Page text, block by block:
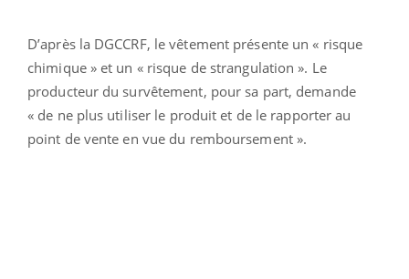
D’après la DGCCRF, le vêtement présente un « risque
chimique » et un « risque de strangulation ». Le
producteur du survêtement, pour sa part, demande
« de ne plus utiliser le produit et de le rapporter au
point de vente en vue du remboursement ».